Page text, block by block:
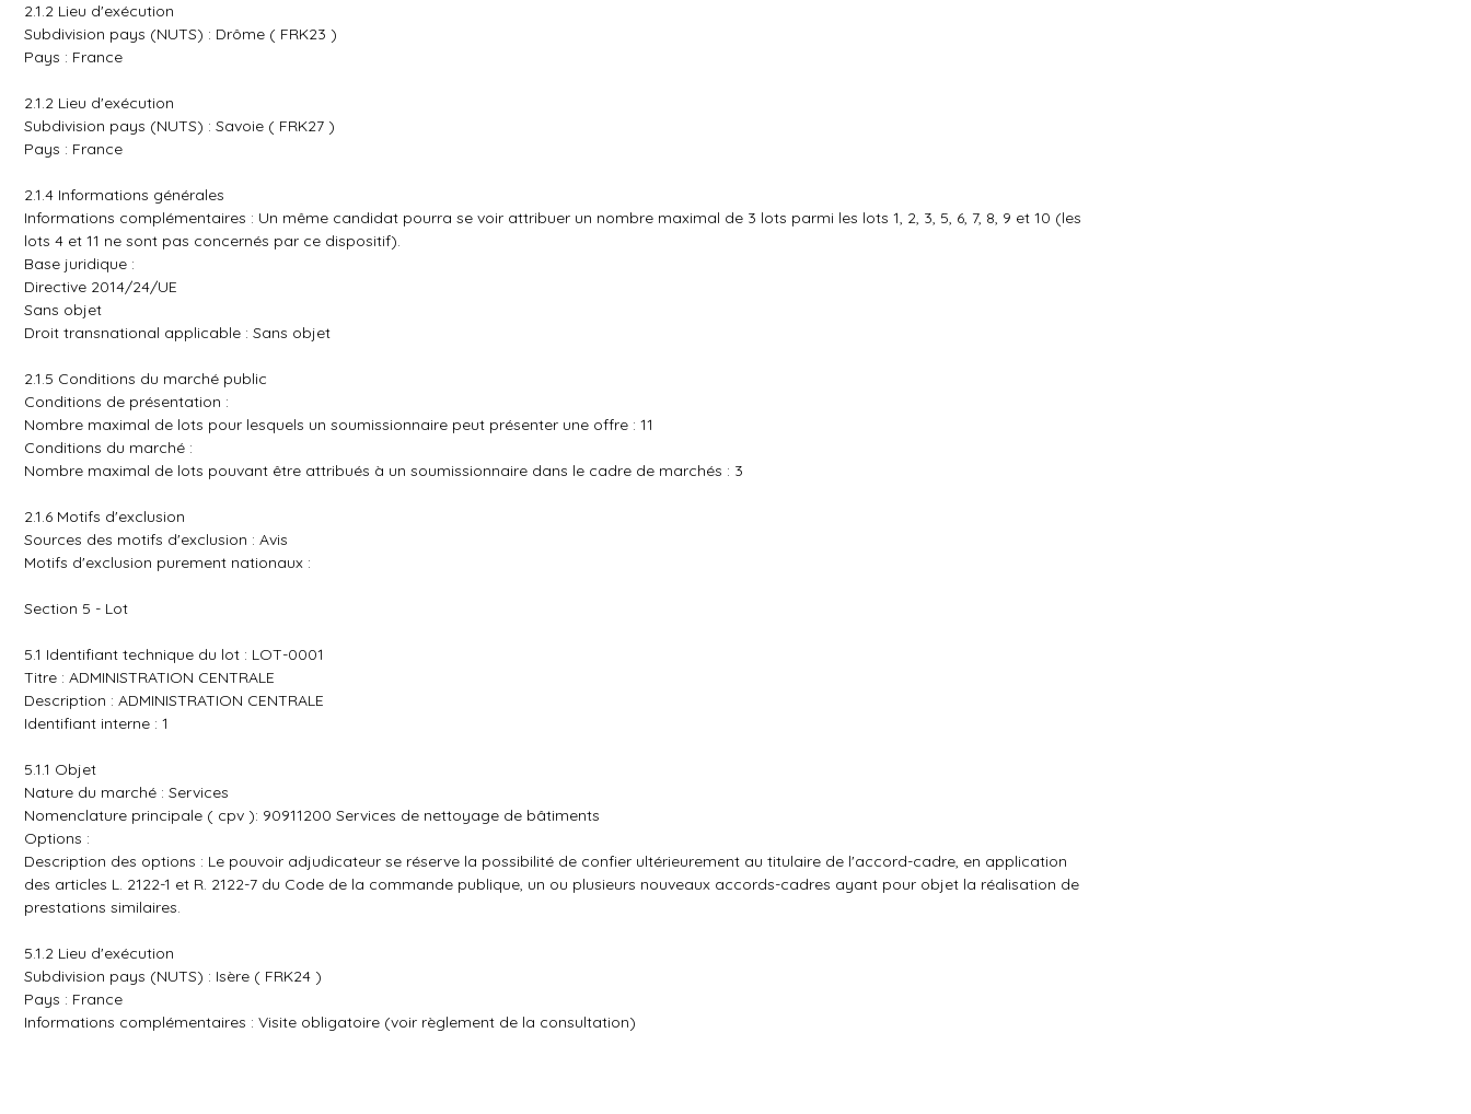
2.1.2 Lieu d'exécution
Subdivision pays (NUTS) : Drôme ( FRK23 )
Pays : France
2.1.2 Lieu d'exécution
Subdivision pays (NUTS) : Savoie ( FRK27 )
Pays : France
2.1.4 Informations générales
Informations complémentaires : Un même candidat pourra se voir attribuer un nombre maximal de 3 lots parmi les lots 1, 2, 3, 5, 6, 7, 8, 9 et 10 (les
lots 4 et 11 ne sont pas concernés par ce dispositif).
Base juridique :
Directive 2014/24/UE
Sans objet
Droit transnational applicable : Sans objet
2.1.5 Conditions du marché public
Conditions de présentation :
Nombre maximal de lots pour lesquels un soumissionnaire peut présenter une offre : 11
Conditions du marché :
Nombre maximal de lots pouvant être attribués à un soumissionnaire dans le cadre de marchés : 3
2.1.6 Motifs d'exclusion
Sources des motifs d'exclusion : Avis
Motifs d'exclusion purement nationaux :
Section 5 - Lot
5.1 Identifiant technique du lot : LOT-0001
Titre : ADMINISTRATION CENTRALE
Description : ADMINISTRATION CENTRALE
Identifiant interne : 1
5.1.1 Objet
Nature du marché : Services
Nomenclature principale ( cpv ): 90911200 Services de nettoyage de bâtiments
Options :
Description des options : Le pouvoir adjudicateur se réserve la possibilité de confier ultérieurement au titulaire de l'accord-cadre, en application
des articles L. 2122-1 et R. 2122-7 du Code de la commande publique, un ou plusieurs nouveaux accords-cadres ayant pour objet la réalisation de
prestations similaires.
5.1.2 Lieu d'exécution
Subdivision pays (NUTS) : Isère ( FRK24 )
Pays : France
Informations complémentaires : Visite obligatoire (voir règlement de la consultation)